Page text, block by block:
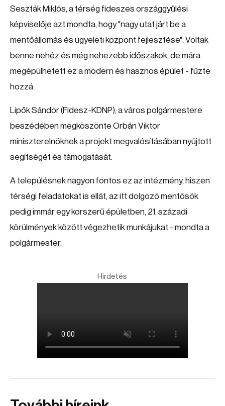
Seszták Miklós, a térség fideszes országgyűlési
képviselője azt mondta, hogy "nagy utat járt be a
mentőállomás és ügyeleti központ fejlesztése". Voltak
benne nehéz és még nehezebb időszakok, de mára
megépülhetett ez a modern és hasznos épület - fűzte
hozzá.
Lipők Sándor (Fidesz-KDNP), a város polgármestere
beszédében megköszönte Orbán Viktor
miniszterelnöknek a projekt megvalósításában nyújtott
segítségét és támogatását.
A településnek nagyon fontos ez az intézmény, hiszen
térségi feladatokat is ellát, az itt dolgozó mentősök
pedig immár egy korszerű épületben, 21. századi
körülmények között végezhetik munkájukat - mondta a
polgármester.
Hirdetés